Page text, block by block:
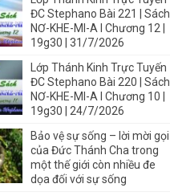
ĐC Stephano Bài 221 | Sách
NƠ-KHE-MI-A I Chương 12 |
19g30 | 31/7/2026
Lớp Thánh Kinh Trực Tuyến
ĐC Stephano Bài 220 | Sách
NƠ-KHE-MI-A I Chương 10 |
19g30 | 24/7/2026
Bảo vệ sự sống – lời mời gọi
của Đức Thánh Cha trong
một thế giới còn nhiều đe
dọa đối với sự sống